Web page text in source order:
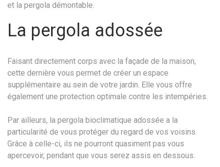
et la pergola démontable.
La pergola adossée
Faisant directement corps avec la façade de la maison,
cette dernière vous permet de créer un espace
supplémentaire au sein de votre jardin. Elle vous offre
également une protection optimale contre les intempéries.
Par ailleurs, la pergola bioclimatique adossée a la
particularité de vous protéger du regard de vos voisins.
Grâce à celle-ci, ils ne pourront quasiment pas vous
apercevoir, pendant que vous serez assis en dessous.